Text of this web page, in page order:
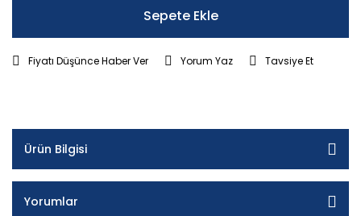
Sepete Ekle
Fiyatı Düşünce Haber Ver Yorum Yaz Tavsiye Et
Ürün Bilgisi
Yorumlar